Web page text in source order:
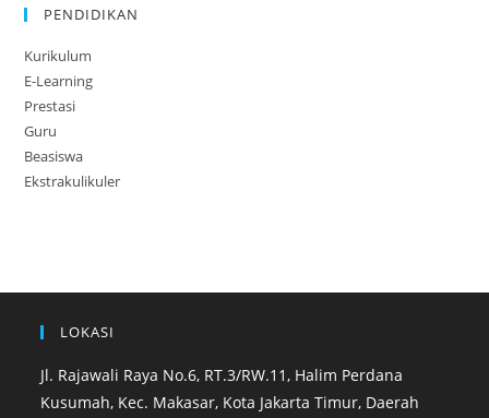
PENDIDIKAN
Kurikulum
E-Learning
Prestasi
Guru
Beasiswa
Ekstrakulikuler
LOKASI
Jl. Rajawali Raya No.6, RT.3/RW.11, Halim Perdana
Kusumah, Kec. Makasar, Kota Jakarta Timur, Daerah